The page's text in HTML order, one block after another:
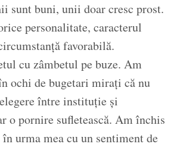
sunt buni, unii doar cresc prost.
personalitate, caracterul
favorabilă.
cu zâmbetul pe buze. Am
ochi de bugetari mirați că nu
între instituție și
o pornire sufletească. Am închis
urma mea cu un sentiment de